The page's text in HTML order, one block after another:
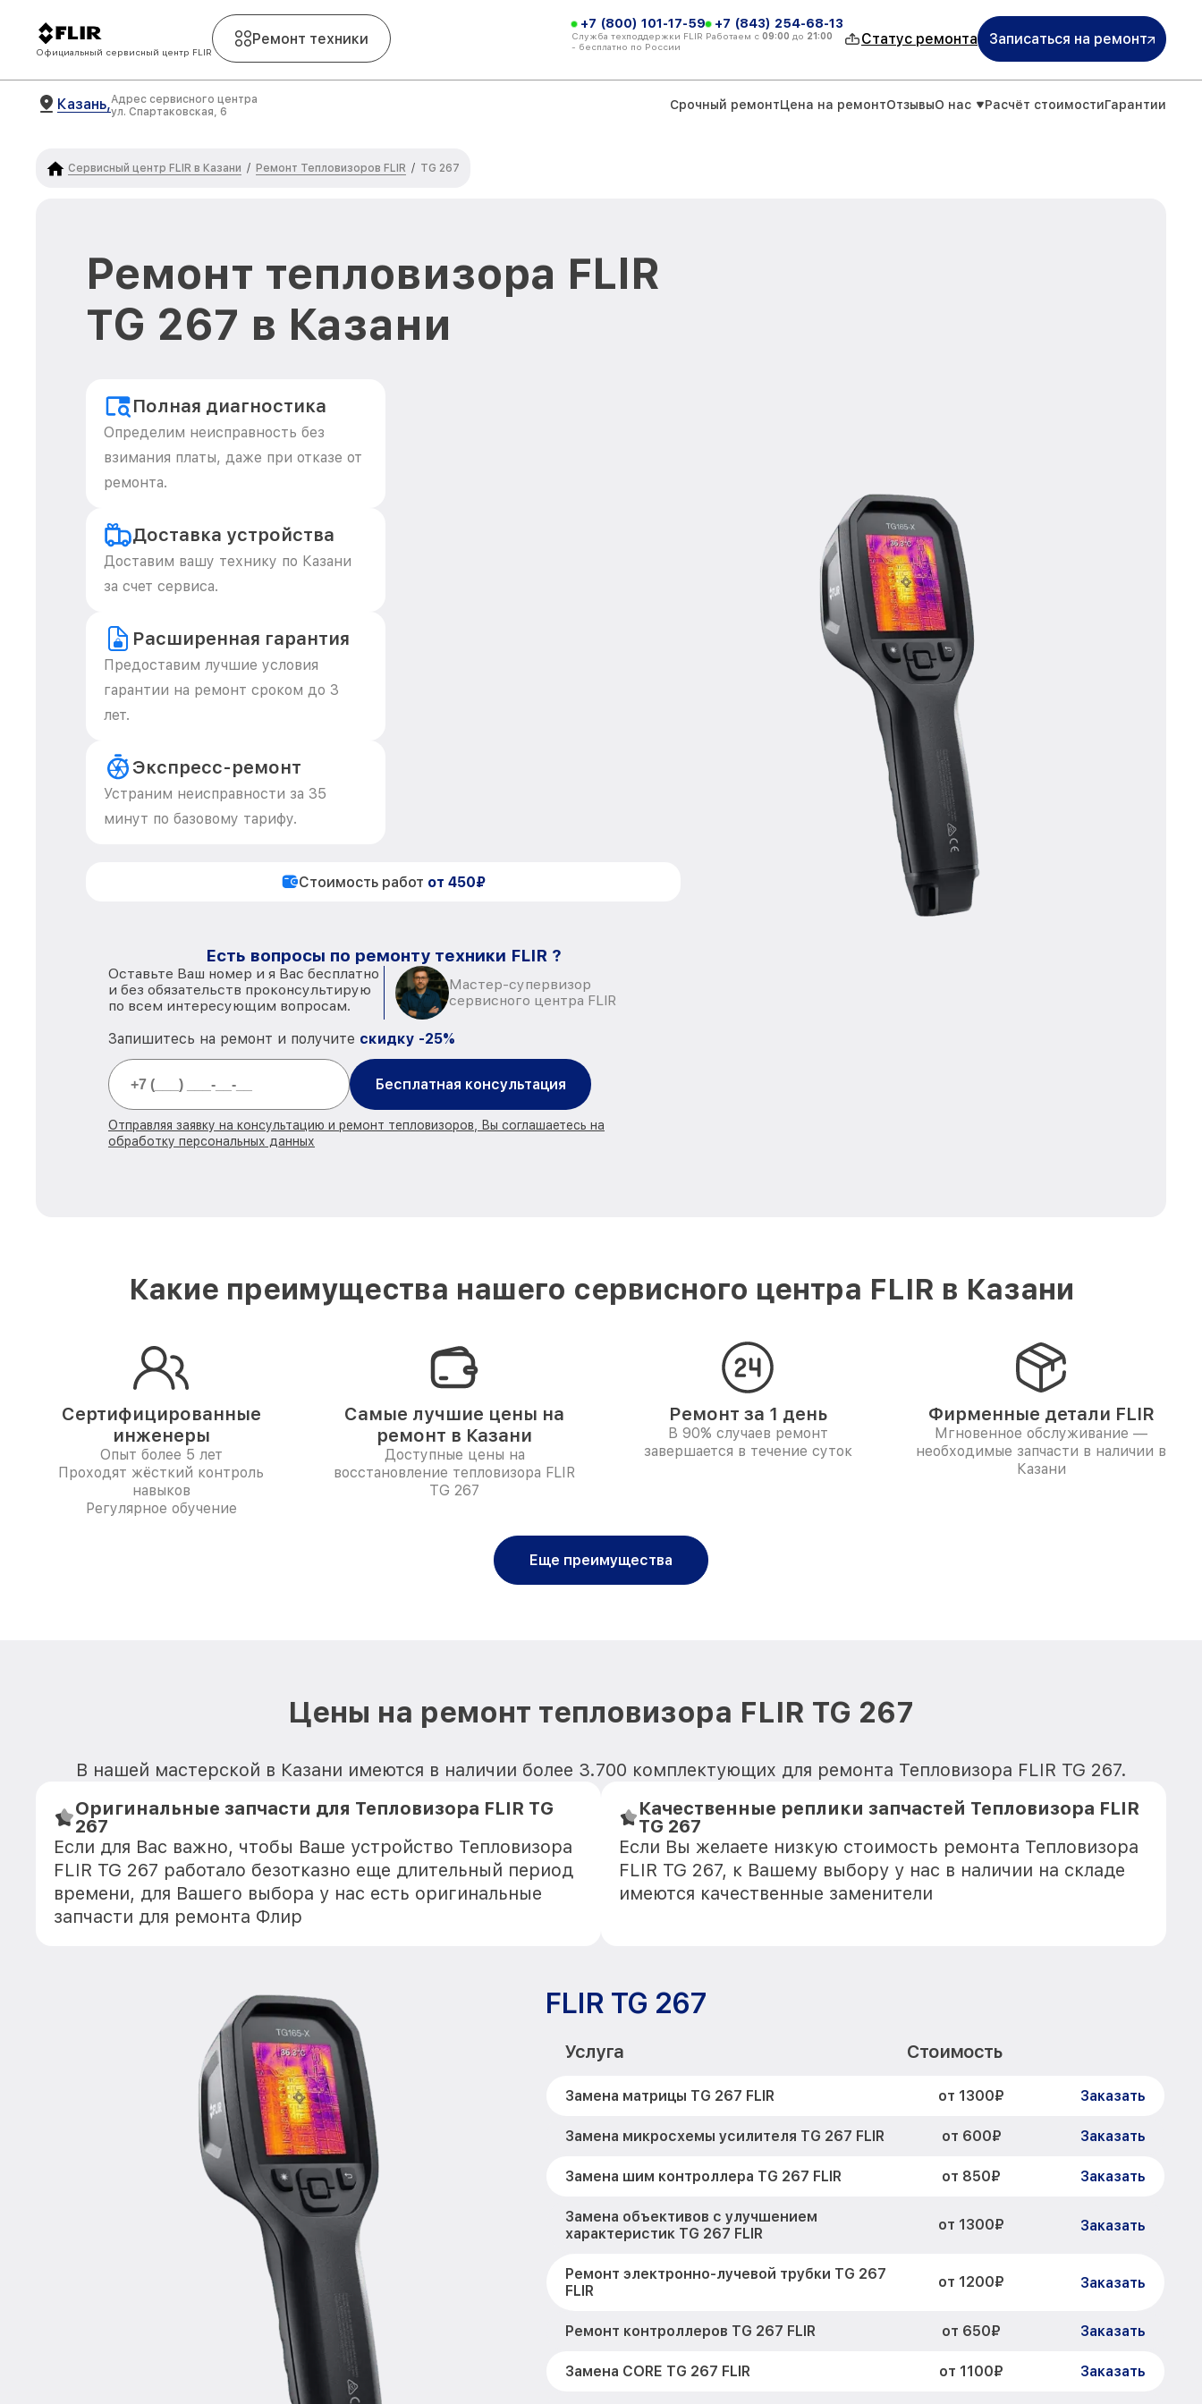
Официальный сервисный центр FLIR
Ремонт техники
+7 (800) 101-17-59
Служба техподдержки FLIR
- бесплатно по России
+7 (843) 254-68-13
Работаем с 09:00 до 21:00 Статус ремонта Записаться на ремонт
Казань,Адрес сервисного центра
ул. Спартаковская, 6
Срочный ремонтЦена на ремонтОтзывыО нас Расчёт стоимостиГарантии
Сервисный центр FLIR в Казани / Ремонт Тепловизоров FLIR / TG 267
Ремонт тепловизора FLIR
TG 267 в Казани
Полная диагностика
Определим неисправность без
взимания платы, даже при отказе от
ремонта.
Доставка устройства
Доставим вашу технику по Казани
за счет сервиса.
Расширенная гарантия
Предоставим лучшие условия
гарантии на ремонт сроком до 3
лет.
Экспресс-ремонт
Устраним неисправности за 35
минут по базовому тарифу.
Стоимость работ от 450₽
Есть вопросы по ремонту техники FLIR ?
Оставьте Ваш номер и я Вас бесплатно
и без обязательств проконсультирую
по всем интересующим вопросам.
Мастер-супервизор
сервисного центра FLIR
Запишитесь на ремонт и получите скидку -25%
Бесплатная консультация
Отправляя заявку на консультацию и ремонт тепловизоров, Вы соглашаетесь на
обработку персональных данных
Какие преимущества нашего сервисного центра FLIR в Казани
Сертифицированные
инженеры
Опыт более 5 лет
Проходят жёсткий контроль
навыков
Регулярное обучение
Самые лучшие цены на
ремонт в Казани
Доступные цены на
восстановление тепловизора FLIR
TG 267
Ремонт за 1 день
В 90% случаев ремонт
завершается в течение суток
Фирменные детали FLIR
Мгновенное обслуживание —
необходимые запчасти в наличии в
Казани
Еще преимущества
Цены на ремонт тепловизора FLIR TG 267
В нашей мастерской в Казани имеются в наличии более 3.700 комплектующих для ремонта Тепловизора FLIR TG 267.
Оригинальные запчасти для Тепловизора FLIR TG
267
Если для Вас важно, чтобы Ваше устройство Тепловизора
FLIR TG 267 работало безотказно еще длительный период
времени, для Вашего выбора у нас есть оригинальные
запчасти для ремонта Флир
Качественные реплики запчастей Тепловизора FLIR
TG 267
Если Вы желаете низкую стоимость ремонта Тепловизора
FLIR TG 267, к Вашему выбору у нас в наличии на складе
имеются качественные заменители
FLIR TG 267
Услуга Стоимость
Замена матрицы TG 267 FLIR от 1300₽ Заказать
Замена микросхемы усилителя TG 267 FLIR от 600₽ Заказать
Замена шим контроллера TG 267 FLIR от 850₽ Заказать
Замена объективов с улучшением
характеристик TG 267 FLIR
от 1300₽ Заказать
Ремонт электронно-лучевой трубки TG 267
FLIR
от 1200₽ Заказать
Ремонт контроллеров TG 267 FLIR от 650₽ Заказать
Замена CORE TG 267 FLIR от 1100₽ Заказать